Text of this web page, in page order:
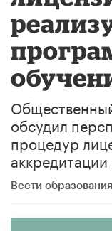
обсудил
процедур
аккредитации
Вести образования